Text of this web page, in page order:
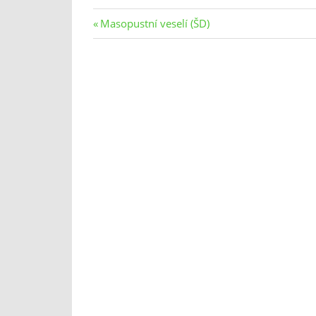
Navigace
Previous
Post:
Masopustní veselí (ŠD)